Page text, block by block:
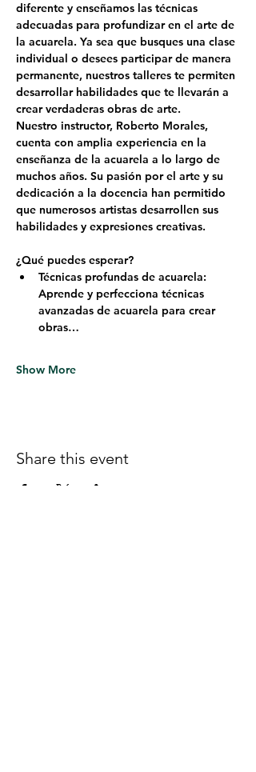
diferente y enseñamos las técnicas
adecuadas para profundizar en el arte de
la acuarela. Ya sea que busques una clase
individual o desees participar de manera
permanente, nuestros talleres te permiten
desarrollar habilidades que te llevarán a
crear verdaderas obras de arte.
Nuestro instructor, Roberto Morales,
cuenta con amplia experiencia en la
enseñanza de la acuarela a lo largo de
muchos años. Su pasión por el arte y su
dedicación a la docencia han permitido
que numerosos artistas desarrollen sus
habilidades y expresiones creativas.
¿Qué puedes esperar?
Técnicas profundas de acuarela:
Aprende y perfecciona técnicas
avanzadas de acuarela para crear
obras…
Show More
Share this event